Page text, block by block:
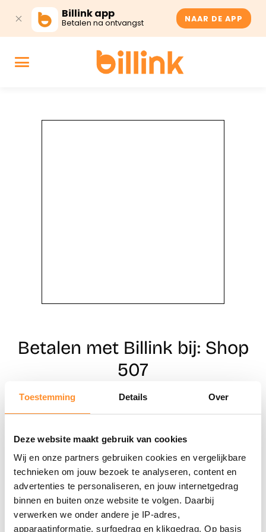
Toestemming Details Over
Deze website maakt gebruik van cookies
Wij en onze partners gebruiken cookies en vergelijkbare
technieken om jouw bezoek te analyseren, content en
advertenties te personaliseren, en jouw internetgedrag
binnen en buiten onze website te volgen. Daarbij
verwerken we onder andere je IP-adres,
apparaatinformatie, surfgedrag en klikgedrag. Op basis
Billink app
Betalen na ontvangst NAAR DE APP
Betalen met Billink bij: Shop
507
Naar winkels